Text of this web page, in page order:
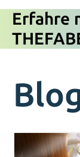
Erfahre